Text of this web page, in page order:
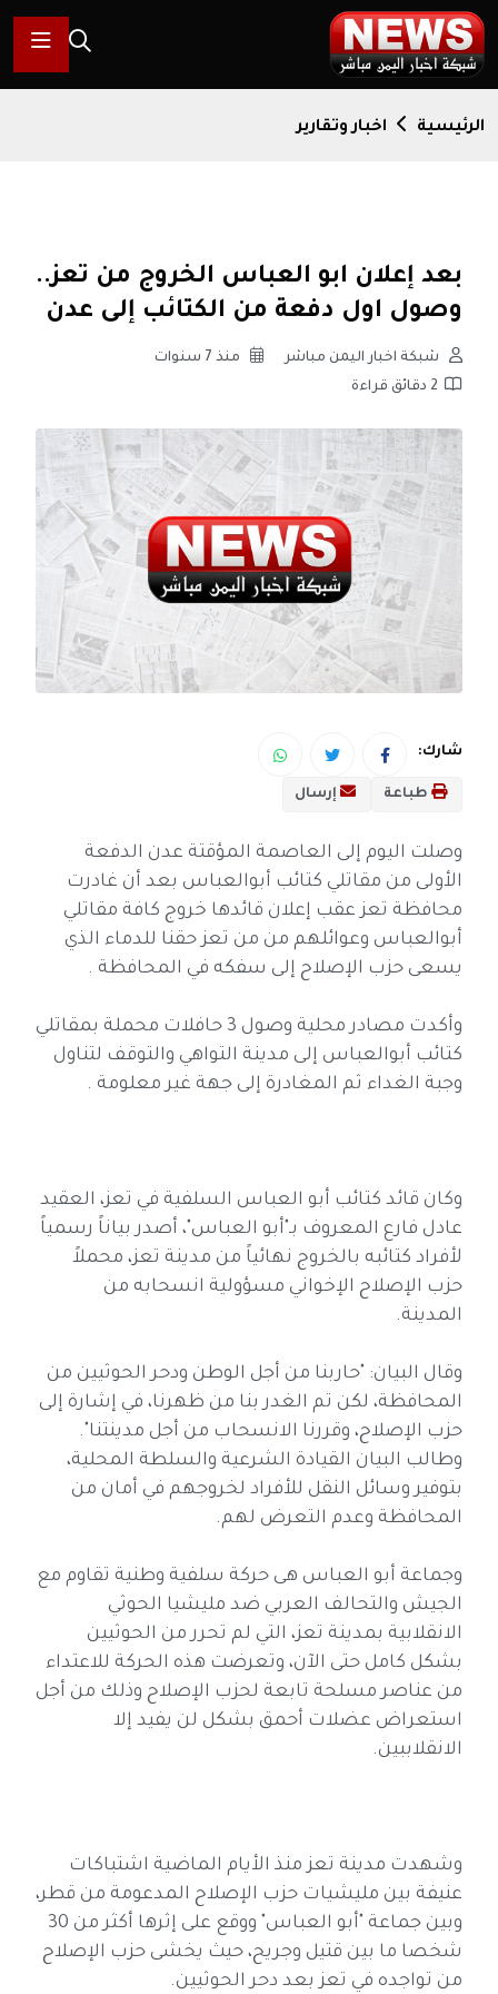
الرئيسية اخبار وتقارير
بعد إعلان ابو العباس الخروج من تعز..
وصول اول دفعة من الكتائب إلى عدن
شبكة اخبار اليمن مباشر
منذ 7 سنوات
2 دقائق قراءة
شارك:
طباعة إرسال
وصلت اليوم إلى العاصمة المؤقتة عدن الدفعة
الأولى من مقاتلي كتائب أبوالعباس بعد أن غادرت
محافظة تعز عقب إعلان قائدها خروج كافة مقاتلي
أبوالعباس وعوائلهم من من تعز حقنا للدماء الذي
يسعى حزب الإصلاح إلى سفكه في المحافظة .
وأكدت مصادر محلية وصول 3 حافلات محملة بمقاتلي
كتائب أبوالعباس إلى مدينة التواهي والتوقف لتناول
وجبة الغداء ثم المغادرة إلى جهة غير معلومة .
وكان قائد كتائب أبو العباس السلفية في تعز، العقيد
عادل فارع المعروف بـ"أبو العباس"، أصدر بياناً رسمياً
لأفراد كتائبه بالخروج نهائياً من مدينة تعز، محملاً
حزب الإصلاح الإخواني مسؤولية انسحابه من
المدينة.
وقال البيان: "حاربنا من أجل الوطن ودحر الحوثيين من
المحافظة، لكن تم الغدر بنا من ظهرنا، في إشارة إلى
حزب الإصلاح، وقررنا الانسحاب من أجل مدينتنا".
وطالب البيان القيادة الشرعية والسلطة المحلية،
بتوفير وسائل النقل للأفراد لخروجهم في أمان من
المحافظة وعدم التعرض لهم.
وجماعة أبو العباس هى حركة سلفية وطنية تقاوم مع
الجيش والتحالف العربي ضد مليشيا الحوثي
الانقلابية بمدينة تعز، التي لم تحرر من الحوثيين
بشكل كامل حتى الآن، وتعرضت هذه الحركة للاعتداء
من عناصر مسلحة تابعة لحزب الإصلاح وذلك من أجل
استعراض عضلات أحمق بشكل لن يفيد إلا
الانقلاببين.
وشهدت مدينة تعز منذ الأيام الماضية اشتباكات
عنيفة بين مليشيات حزب الإصلاح المدعومة من قطر،
وبين جماعة "أبو العباس" ووقع على إثرها أكثر من 30
شخصا ما بين قتيل وجريح، حيث يخشى حزب الإصلاح
من تواجده في تعز بعد دحر الحوثيين.